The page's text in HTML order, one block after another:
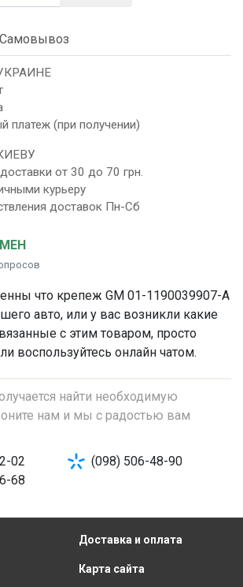
Самовывоз
платеж (при получении)
от 30 до 70 грн.
курьеру
доставок Пн-Сб
что крепеж GM 01-1190039907-A
авто, или у вас возникли какие
с этим товаром, просто
воспользуйтесь онлайн чатом.
найти необходимую
нам и мы с радостью вам
02
(098) 506-48-90
68
Доставка и оплата
Карта сайта